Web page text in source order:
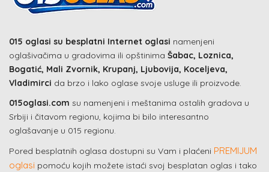
015 oglasi su besplatni Internet oglasi namenjeni
oglašivačima u gradovima ili opštinima Šabac, Loznica,
Bogatić, Mali Zvornik, Krupanj, Ljubovija, Koceljeva,
Vladimirci da brzo i lako oglase svoje usluge ili proizvode.
015oglasi.com su namenjeni i meštanima ostalih gradova u
Srbiji i čitavom regionu, kojima bi bilo interesantno
oglašavanje u 015 regionu.
Pored besplatnih oglasa dostupni su Vam i plaćeni PREMIJUM
oglasi pomoću kojih možete istaći svoj besplatan oglas i tako